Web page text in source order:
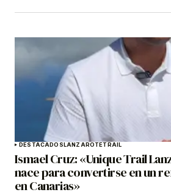
DESTACADOSLANZAROTETRAIL
Ismael Cruz: «Unique Trail
nace para convertirse en un
en Canarias»